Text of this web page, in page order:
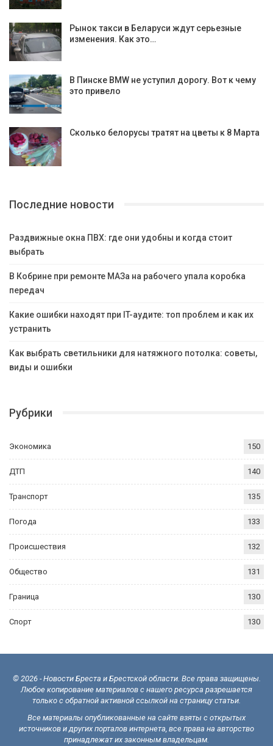
Рынок такси в Беларуси ждут серьезные
изменения. Как это…
В Пинске BMW не уступил дорогу. Вот к чему
это привело
Сколько белорусы тратят на цветы к 8 Марта
Последние новости
Раздвижные окна ПВХ: где они удобны и когда стоит
выбрать
В Кобрине при ремонте МАЗа на рабочего упала коробка
передач
Какие ошибки находят при IT-аудите: топ проблем и как их
устранить
Как выбрать светильники для натяжного потолка: советы,
виды и ошибки
Рубрики
Экономика 150
ДТП 140
Транспорт 135
Погода 133
Происшествия 132
Общество 131
Граница 130
Спорт 130
© 2026 - Новости Бреста и Брестской области. Все права защищены.
Любое копирование материалов с нашего ресурса разрешается
только с обратной активной ссылкой на страницу статьи.
Все материалы опубликованные на сайте взяты с открытых
источников и других порталов интернета, все права на авторство
принадлежат их законным владельцам.